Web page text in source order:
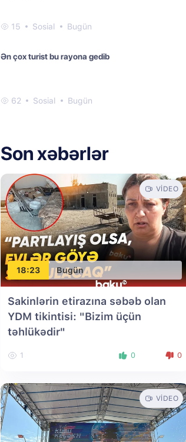
15 Sosial Bugün
Ən çox turist bu rayona gedib
62 Sosial Bugün
Son xəbərlər
18:23 Bugün
VIDEO
Sakinlərin etirazına səbəb olan
YDM tikintisi: "Bizim üçün
təhlükədir"
1 0 0
VIDEO